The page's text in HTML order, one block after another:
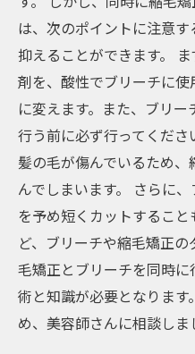
は、次のポイントに注意
抑えることができます。
剤を、酸性でブリーチに
に変えます。また、ブリ
行う前に必ず行ってくださ
髪の毛が傷んでいるため
んでしまいます。 さらに
を予め短くカットするこ
ど、ブリーチや縮毛矯正
毛矯正とブリーチを同時
術と知識が必要となりま
め、美容師さんに相談しま